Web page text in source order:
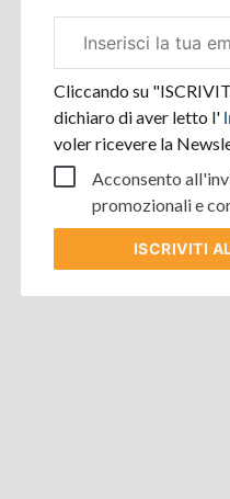
aziendale
Cliccando su
dichiaro di aver letto l'
voler ricevere la
Acconsento
promozionali e
ISCRIVITI